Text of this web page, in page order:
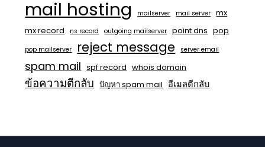
mail hosting mailserver mail server
mx
mx record
ns record outgoing mailserver point dns pop
pop mailserver reject message server email
spam mail spf record whois domain
ข้อความตีกลับ ปัญหา spam mail อีเมลตีกลับ